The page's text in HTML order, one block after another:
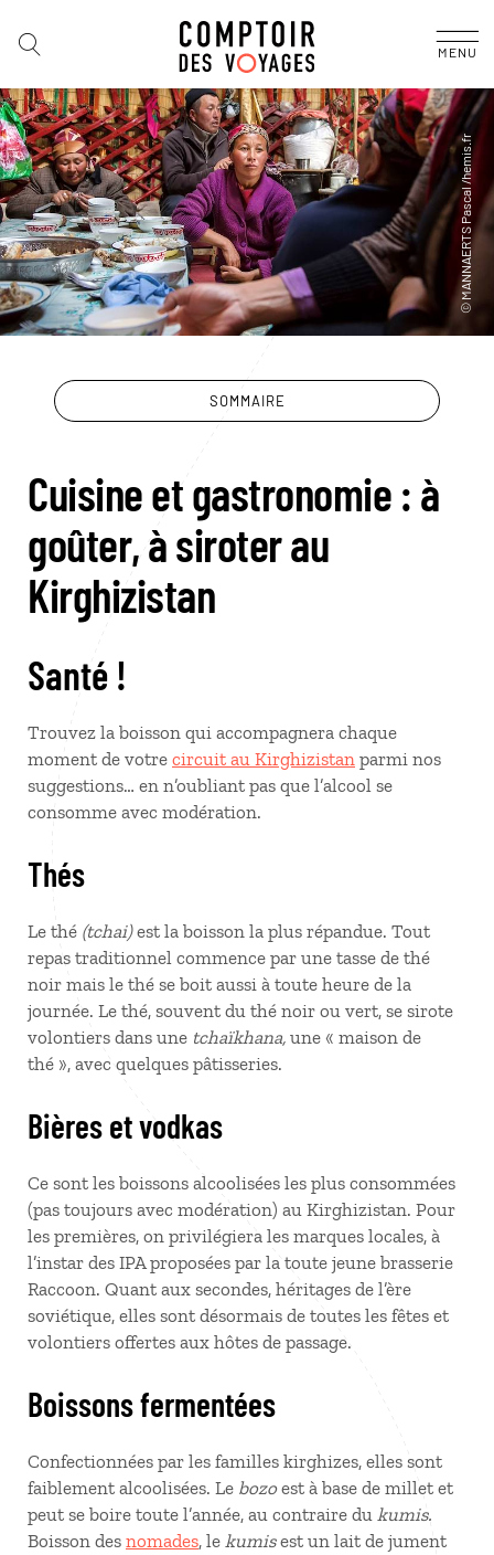
MENU
SOMMAIRE
Cuisine et gastronomie : à
goûter, à siroter au
Kirghizistan
Santé !
Trouvez la boisson qui accompagnera chaque
moment de votre circuit au Kirghizistan parmi nos
suggestions… en n’oubliant pas que l’alcool se
consomme avec modération.
Thés
Le thé (tchai)est la boisson la plus répandue. Tout
repas traditionnel commence par une tasse de thé
noir mais le thé se boit aussi à toute heure de la
journée. Le thé, souvent du thé noir ou vert, se sirote
volontiers dans une tchaïkhana, une « maison de
thé », avec quelques pâtisseries.
Bières et vodkas
Ce sont les boissons alcoolisées les plus consommées
(pas toujours avec modération) au Kirghizistan. Pour
les premières, on privilégiera les marques locales, à
l’instar des IPA proposées par la toute jeune brasserie
Raccoon. Quant aux secondes, héritages de l’ère
soviétique, elles sont désormais de toutes les fêtes et
volontiers offertes aux hôtes de passage.
Boissons fermentées
Confectionnées par les familles kirghizes, elles sont
faiblement alcoolisées. Le bozoest à base de millet et
peut se boire toute l’année, au contraire du kumis.
Boisson des nomades, le kumisest un lait de jument